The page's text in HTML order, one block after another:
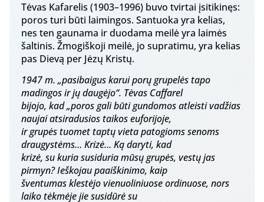
Tėvas Kafarelis (1903–1996) buvo tvirtai įsitikinęs:
poros turi būti laimingos. Santuoka yra kelias,
nes ten gaunama ir duodama meilė yra laimės
šaltinis. Žmogiškoji meilė, jo supratimu, yra kelias
pas Dievą per Jėzų Kristų.
1947 m. „pasibaigus karui porų grupelės tapo
madingos ir jų daugėjo“. Tėvas Caffarel
bijojo, kad „poros gali būti gundomos atleisti vadžias
naujai atsiradusios taikos euforijoje,
ir grupės tuomet taptų vieta patogioms senoms
draugystėms… Krizė… Ką daryti, kad
krizė, su kuria susiduria mūsų grupės, vestų jas
pirmyn? Ieškojau paaiškinimo, kaip
šventumas klestėjo vienuoliniuose ordinuose, nors
laiko tėkmėje jie susidūrė su